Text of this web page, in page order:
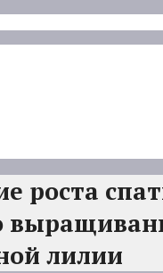
роста
лилии